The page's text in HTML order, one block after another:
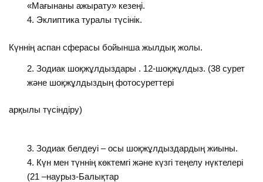
«Мағынаны ажырату» кезеңі.
Эклиптика туралы түсінік.
Күннің аспан сферасы бойынша жылдық жолы.
Зодиак шоқжұлдыздары . 12-шоқжұлдыз. (38 сурет
және шоқжұлдыздың фотосуреттері
арқылы түсіндіру)
Зодиак белдеуі – осы шоқжұлдыздардың жиыны.
Күн мен түннің көктемгі және күзгі теңелу нүктелері
(21 –наурыз-Балықтар